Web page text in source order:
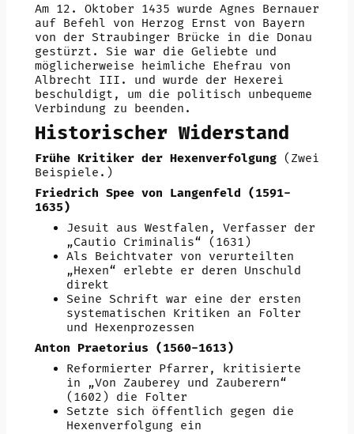
Am 12. Oktober 1435 wurde Agnes Bernauer
auf Befehl von Herzog Ernst von Bayern
von der Straubinger Brücke in die Donau
gestürzt. Sie war die Geliebte und
möglicherweise heimliche Ehefrau von
Albrecht III. und wurde der Hexerei
beschuldigt, um die politisch unbequeme
Verbindung zu beenden.
Historischer Widerstand
Frühe Kritiker der Hexenverfolgung(Zwei
Beispiele.)
Friedrich Spee von Langenfeld (1591-
1635)
Jesuit aus Westfalen, Verfasser der
„Cautio Criminalis“ (1631)
Als Beichtvater von verurteilten
„Hexen“ erlebte er deren Unschuld
direkt
Seine Schrift war eine der ersten
systematischen Kritiken an Folter
und Hexenprozessen
Anton Praetorius (1560-1613)
Reformierter Pfarrer, kritisierte
in „Von Zauberey und Zauberern“
(1602) die Folter
Setzte sich öffentlich gegen die
Hexenverfolgung ein